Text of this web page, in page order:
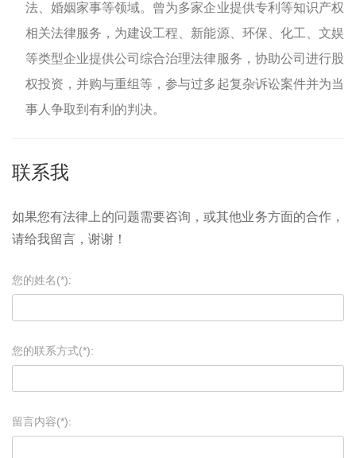
法、婚姻家事等领域。曾为多家企业提供专利等知识产权
相关法律服务，为建设工程、新能源、环保、化工、文娱
等类型企业提供公司综合治理法律服务，协助公司进行股
权投资，并购与重组等，参与过多起复杂诉讼案件并为当
事人争取到有利的判决。
联系我
如果您有法律上的问题需要咨询，或其他业务方面的合作，
请给我留言，谢谢！
您的姓名(*):
您的联系方式(*):
留言内容(*):